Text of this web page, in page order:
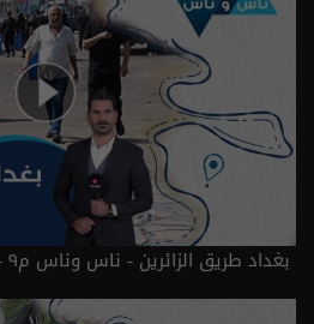
بغداد طريق الزائرين - ناس وناس م٩ - الحلقة ٩٣ | الموسم 9